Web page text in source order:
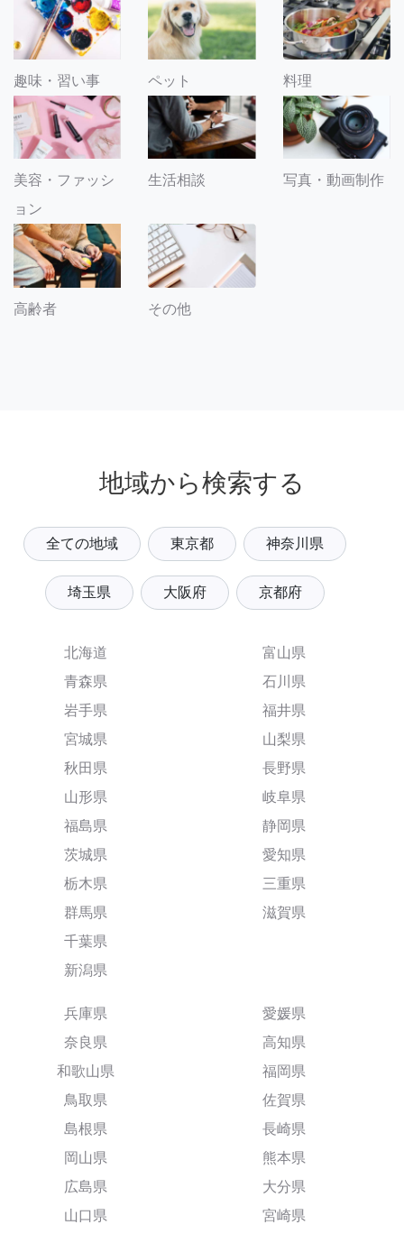
趣味・習い事 ペット 料理
美容・ファッシ
ョン
生活相談 写真・動画制作
高齢者 その他
地域から検索する
全ての地域 東京都 神奈川県
埼玉県 大阪府 京都府
北海道
青森県
岩手県
宮城県
秋田県
山形県
福島県
茨城県
栃木県
群馬県
千葉県
新潟県
富山県
石川県
福井県
山梨県
長野県
岐阜県
静岡県
愛知県
三重県
滋賀県
兵庫県
奈良県
和歌山県
鳥取県
島根県
岡山県
広島県
山口県
愛媛県
高知県
福岡県
佐賀県
長崎県
熊本県
大分県
宮崎県